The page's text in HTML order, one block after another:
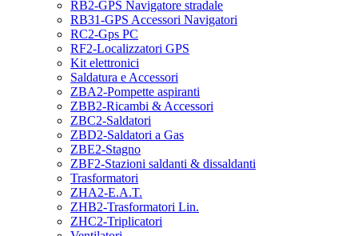
RB2-GPS Navigatore stradale
RB31-GPS Accessori Navigatori
RC2-Gps PC
RF2-Localizzatori GPS
Kit elettronici
Saldatura e Accessori
ZBA2-Pompette aspiranti
ZBB2-Ricambi & Accessori
ZBC2-Saldatori
ZBD2-Saldatori a Gas
ZBE2-Stagno
ZBF2-Stazioni saldanti & dissaldanti
Trasformatori
ZHA2-E.A.T.
ZHB2-Trasformatori Lin.
ZHC2-Triplicatori